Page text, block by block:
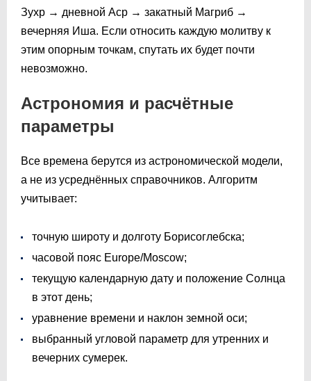
Зухр → дневной Аср → закатный Магриб →
вечерняя Иша. Если относить каждую молитву к
этим опорным точкам, спутать их будет почти
невозможно.
Астрономия и расчётные
параметры
Все времена берутся из астрономической модели,
а не из усреднённых справочников. Алгоритм
учитывает:
точную широту и долготу Борисоглебска;
часовой пояс Europe/Moscow;
текущую календарную дату и положение Солнца
в этот день;
уравнение времени и наклон земной оси;
выбранный угловой параметр для утренних и
вечерних сумерек.